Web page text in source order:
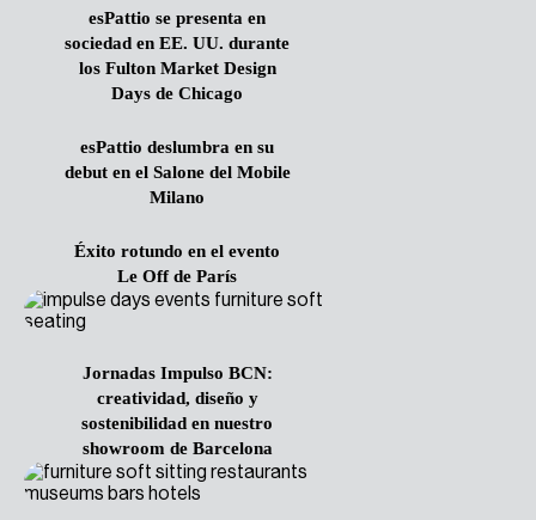
esPattio se presenta en
sociedad en EE. UU. durante
los Fulton Market Design
Days de Chicago
esPattio deslumbra en su
debut en el Salone del Mobile
Milano
Éxito rotundo en el evento
Le Off de París
Jornadas Impulso BCN:
creatividad, diseño y
sostenibilidad en nuestro
showroom de Barcelona